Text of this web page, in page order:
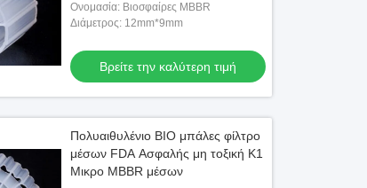
Ονομασία: Βιοσφαίρες MBBR
Διάμετρος: 12mm*9mm
Βρείτε την καλύτερη τιμή
Πολυαιθυλένιο BIO μπάλες φίλτρο
μέσων FDA Ασφαλής μη τοξική K1
Μικρο MBBR μέσων